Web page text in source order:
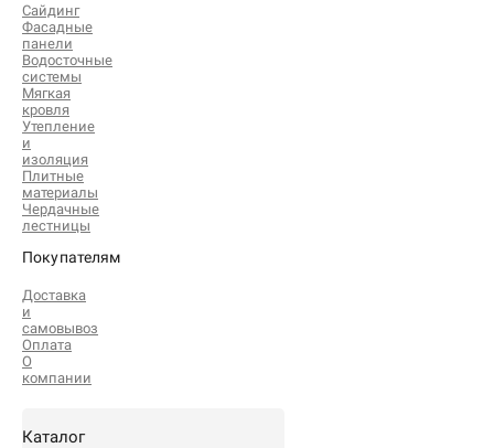
Сайдинг
Фасадные
панели
Водосточные
системы
Мягкая
кровля
Утепление
и
изоляция
Плитные
материалы
Чердачные
лестницы
Покупателям
Доставка
и
самовывоз
Оплата
О
компании
Каталог